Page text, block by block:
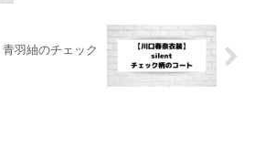
羽紬のチェック